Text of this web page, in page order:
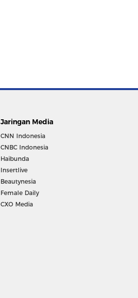
Jaringan Media
CNN Indonesia
CNBC Indonesia
Haibunda
Insertlive
Beautynesia
Female Daily
CXO Media